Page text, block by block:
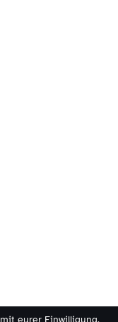
eurer Einwilligung.